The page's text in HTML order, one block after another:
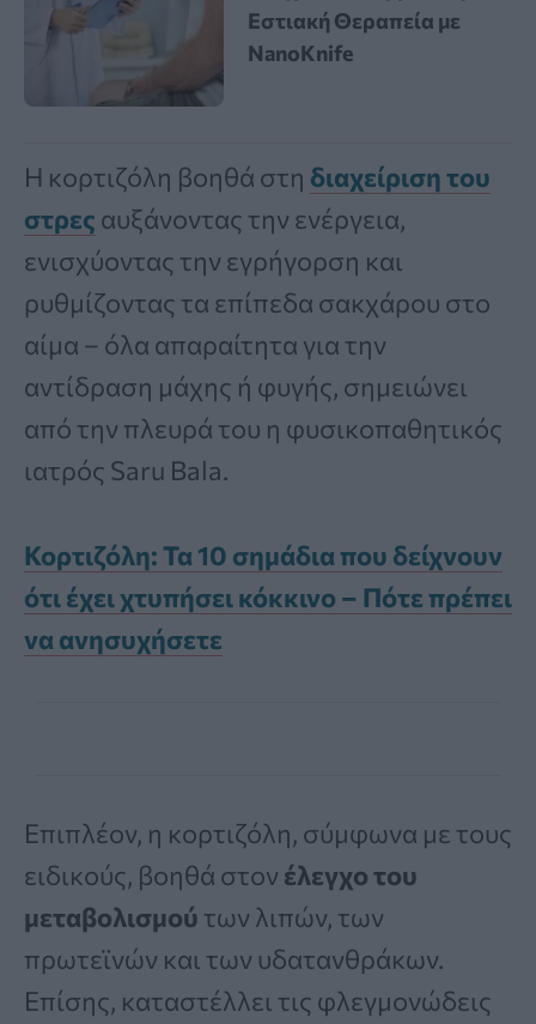
Εστιακή Θεραπεία με
NanoKnife
Η κορτιζόλη βοηθά στη διαχείριση του
στρες αυξάνοντας την ενέργεια,
ενισχύοντας την εγρήγορση και
ρυθμίζοντας τα επίπεδα σακχάρου στο
αίμα – όλα απαραίτητα για την
αντίδραση μάχης ή φυγής, σημειώνει
από την πλευρά του η φυσικοπαθητικός
ιατρός Saru Bala.
Κορτιζόλη: Τα 10 σημάδια που δείχνουν
ότι έχει χτυπήσει κόκκινο – Πότε πρέπει
να ανησυχήσετε
Επιπλέον, η κορτιζόλη, σύμφωνα με τους
ειδικούς, βοηθά στον έλεγχο του
μεταβολισμού των λιπών, των
πρωτεϊνών και των υδατανθράκων.
Επίσης, καταστέλλει τις φλεγμονώδεις